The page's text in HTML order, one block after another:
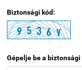
Biztonsági kód:
Gépelje be a biztonsági